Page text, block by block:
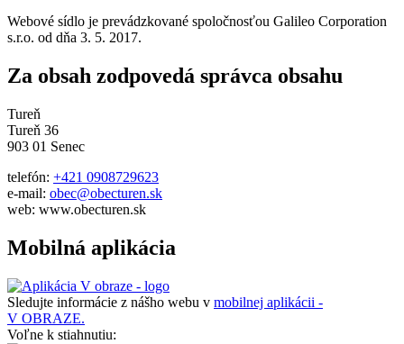
Webové sídlo je prevádzkované spoločnosťou Galileo Corporation
s.r.o. od dňa 3. 5. 2017.
Za obsah zodpovedá správca obsahu
Tureň
Tureň 36
903 01 Senec
telefón: +421 0908729623
e-mail: obec@obecturen.sk
web: www.obecturen.sk
Mobilná aplikácia
Sledujte informácie z nášho webu v mobilnej aplikácii -
V OBRAZE.
Voľne k stiahnutiu: